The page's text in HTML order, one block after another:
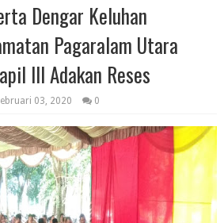
Dengar Keluhan
Pagaralam Utara
III Adakan Reses
03, 2020 0